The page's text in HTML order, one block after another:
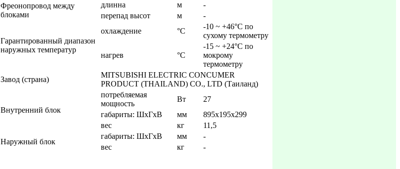
Фреонопровод между
блоками
длинна м
-
перепад высот
м -
Гарантированный диапазон
наружных температур
охлаждение °C
-10 ~ +46°C по
сухому термометру
нагрев °C
-15 ~ +24°C по
мокрому
термометру
Завод (страна)
MITSUBISHI ELECTRIC CONCUMER
PRODUCT (THAILAND) CO., LTD (Таиланд)
Внутренний блок
потребляемая
мощность
Вт
27
габариты: ШхГхВ
мм
895х195х299
вес
кг
11,5
Наружный блок
габариты: ШхГхВ мм
-
вес
кг -